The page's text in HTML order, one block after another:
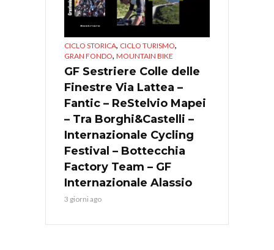
CICLO STORICA, CICLO TURISMO,
GRAN FONDO, MOUNTAIN BIKE
GF Sestriere Colle delle
Finestre Via Lattea –
Fantic – ReStelvio Mapei
– Tra Borghi&Castelli –
Internazionale Cycling
Festival – Bottecchia
Factory Team – GF
Internazionale Alassio
3 giorni ago